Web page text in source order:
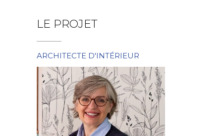
LE PROJET
ARCHITECTE D'INTÉRIEUR